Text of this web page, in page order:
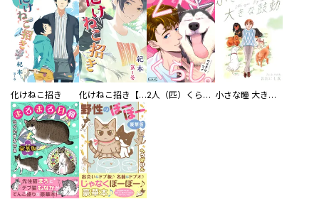
化けねこ招き 化けねこ招き【描きおろし付合冊版】 2人（匹）くらし。 小さな瞳 大きな鼓動